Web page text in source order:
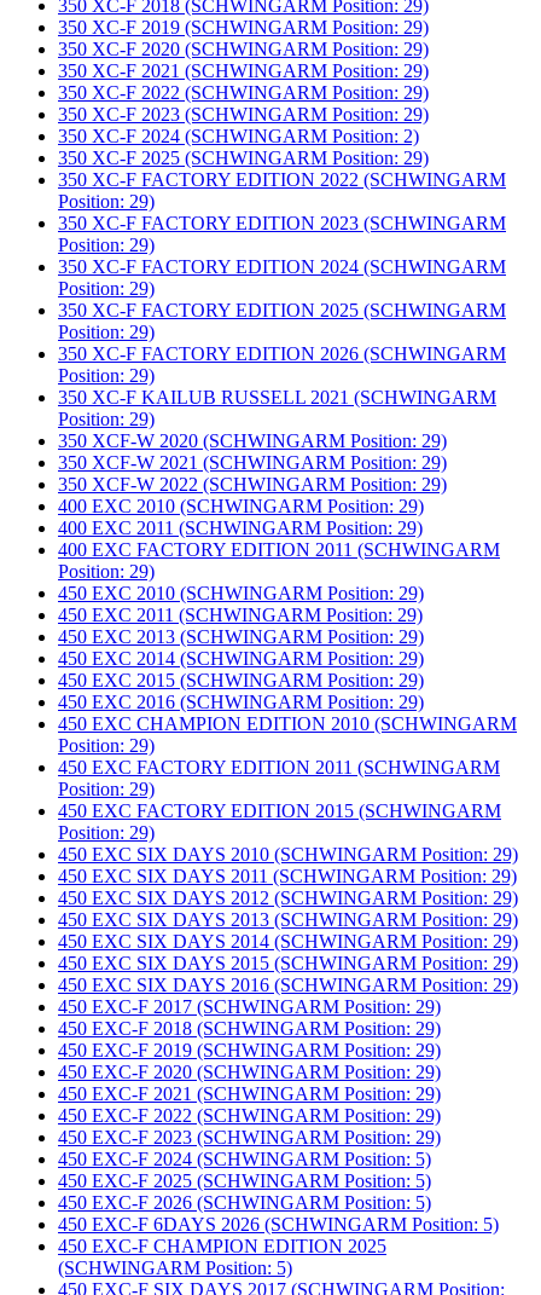
350 XC-F 2018 (SCHWINGARM Position: 29)
350 XC-F 2019 (SCHWINGARM Position: 29)
350 XC-F 2020 (SCHWINGARM Position: 29)
350 XC-F 2021 (SCHWINGARM Position: 29)
350 XC-F 2022 (SCHWINGARM Position: 29)
350 XC-F 2023 (SCHWINGARM Position: 29)
350 XC-F 2024 (SCHWINGARM Position: 2)
350 XC-F 2025 (SCHWINGARM Position: 29)
350 XC-F FACTORY EDITION 2022 (SCHWINGARM
Position: 29)
350 XC-F FACTORY EDITION 2023 (SCHWINGARM
Position: 29)
350 XC-F FACTORY EDITION 2024 (SCHWINGARM
Position: 29)
350 XC-F FACTORY EDITION 2025 (SCHWINGARM
Position: 29)
350 XC-F FACTORY EDITION 2026 (SCHWINGARM
Position: 29)
350 XC-F KAILUB RUSSELL 2021 (SCHWINGARM
Position: 29)
350 XCF-W 2020 (SCHWINGARM Position: 29)
350 XCF-W 2021 (SCHWINGARM Position: 29)
350 XCF-W 2022 (SCHWINGARM Position: 29)
400 EXC 2010 (SCHWINGARM Position: 29)
400 EXC 2011 (SCHWINGARM Position: 29)
400 EXC FACTORY EDITION 2011 (SCHWINGARM
Position: 29)
450 EXC 2010 (SCHWINGARM Position: 29)
450 EXC 2011 (SCHWINGARM Position: 29)
450 EXC 2013 (SCHWINGARM Position: 29)
450 EXC 2014 (SCHWINGARM Position: 29)
450 EXC 2015 (SCHWINGARM Position: 29)
450 EXC 2016 (SCHWINGARM Position: 29)
450 EXC CHAMPION EDITION 2010 (SCHWINGARM
Position: 29)
450 EXC FACTORY EDITION 2011 (SCHWINGARM
Position: 29)
450 EXC FACTORY EDITION 2015 (SCHWINGARM
Position: 29)
450 EXC SIX DAYS 2010 (SCHWINGARM Position: 29)
450 EXC SIX DAYS 2011 (SCHWINGARM Position: 29)
450 EXC SIX DAYS 2012 (SCHWINGARM Position: 29)
450 EXC SIX DAYS 2013 (SCHWINGARM Position: 29)
450 EXC SIX DAYS 2014 (SCHWINGARM Position: 29)
450 EXC SIX DAYS 2015 (SCHWINGARM Position: 29)
450 EXC SIX DAYS 2016 (SCHWINGARM Position: 29)
450 EXC-F 2017 (SCHWINGARM Position: 29)
450 EXC-F 2018 (SCHWINGARM Position: 29)
450 EXC-F 2019 (SCHWINGARM Position: 29)
450 EXC-F 2020 (SCHWINGARM Position: 29)
450 EXC-F 2021 (SCHWINGARM Position: 29)
450 EXC-F 2022 (SCHWINGARM Position: 29)
450 EXC-F 2023 (SCHWINGARM Position: 29)
450 EXC-F 2024 (SCHWINGARM Position: 5)
450 EXC-F 2025 (SCHWINGARM Position: 5)
450 EXC-F 2026 (SCHWINGARM Position: 5)
450 EXC-F 6DAYS 2026 (SCHWINGARM Position: 5)
450 EXC-F CHAMPION EDITION 2025
(SCHWINGARM Position: 5)
450 EXC-F SIX DAYS 2017 (SCHWINGARM Position: